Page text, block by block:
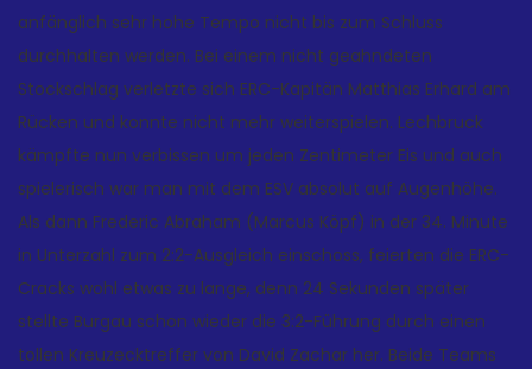
anfänglich sehr hohe Tempo nicht bis zum Schluss
durchhalten werden. Bei einem nicht geahndeten
Stockschlag verletzte sich ERC-Kapitän Matthias Erhard am
Rücken und konnte nicht mehr weiterspielen. Lechbruck
kämpfte nun verbissen um jeden Zentimeter Eis und auch
spielerisch war man mit dem ESV absolut auf Augenhöhe.
Als dann Frederic Abraham (Marcus Köpf) in der 34. Minute
in Unterzahl zum 2:2-Ausgleich einschoss, feierten die ERC-
Cracks wohl etwas zu lange, denn 24 Sekunden später
stellte Burgau schon wieder die 3:2-Führung durch einen
tollen Kreuzecktreffer von David Zachar her. Beide Teams